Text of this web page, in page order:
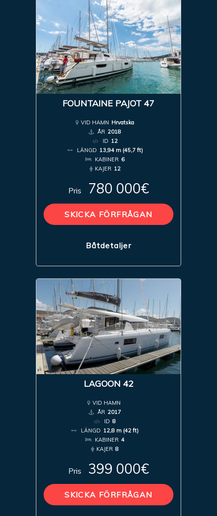
FOUNTAINE PAJOT 47
VID HAMN Hrvatska
ÅR 2018
ID 12
LÄNGD 13,94 m (45,7 ft)
KABINER 6
KAJER 12
Pris 780 000€
SKICKA FÖRFRÅGAN
Båtdetaljer
LAGOON 42
VID HAMN
ÅR 2017
ID 8
LÄNGD 12,8 m (42 ft)
KABINER 4
KAJER 8
Pris 399 000€
SKICKA FÖRFRÅGAN